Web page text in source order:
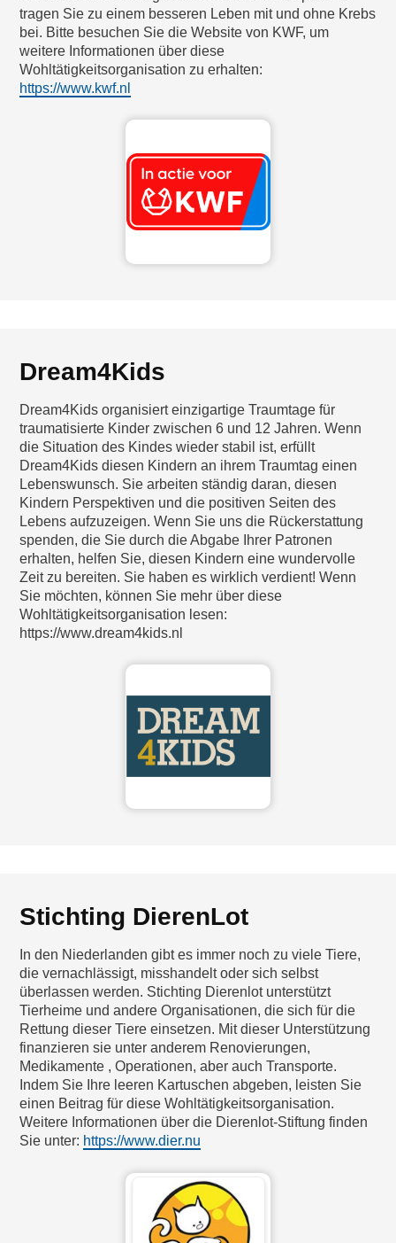
tragen Sie zu einem besseren Leben mit und ohne Krebs
bei. Bitte besuchen Sie die Website von KWF, um
weitere Informationen über diese
Wohltätigkeitsorganisation zu erhalten:
https://www.kwf.nl
Dream4Kids
Dream4Kids organisiert einzigartige Traumtage für
traumatisierte Kinder zwischen 6 und 12 Jahren. Wenn
die Situation des Kindes wieder stabil ist, erfüllt
Dream4Kids diesen Kindern an ihrem Traumtag einen
Lebenswunsch. Sie arbeiten ständig daran, diesen
Kindern Perspektiven und die positiven Seiten des
Lebens aufzuzeigen. Wenn Sie uns die Rückerstattung
spenden, die Sie durch die Abgabe Ihrer Patronen
erhalten, helfen Sie, diesen Kindern eine wundervolle
Zeit zu bereiten. Sie haben es wirklich verdient! Wenn
Sie möchten, können Sie mehr über diese
Wohltätigkeitsorganisation lesen:
https://www.dream4kids.nl
Stichting DierenLot
In den Niederlanden gibt es immer noch zu viele Tiere,
die vernachlässigt, misshandelt oder sich selbst
überlassen werden. Stichting Dierenlot unterstützt
Tierheime und andere Organisationen, die sich für die
Rettung dieser Tiere einsetzen. Mit dieser Unterstützung
finanzieren sie unter anderem Renovierungen,
Medikamente , Operationen, aber auch Transporte.
Indem Sie Ihre leeren Kartuschen abgeben, leisten Sie
einen Beitrag für diese Wohltätigkeitsorganisation.
Weitere Informationen über die Dierenlot-Stiftung finden
Sie unter: https://www.dier.nu